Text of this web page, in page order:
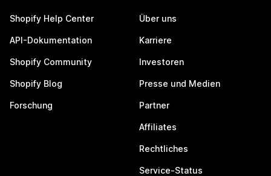
Shopify Help Center
API-Dokumentation
Shopify Community
Shopify Blog
Forschung
Über uns
Karriere
Investoren
Presse und Medien
Partner
Affiliates
Rechtliches
Service-Status